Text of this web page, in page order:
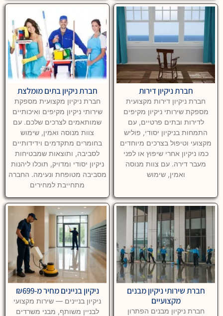
חברת ניקיון דירות
חברת ניקיון דירות מקצועית
מספקת שירותי ניקיון מקיפים
לדירות ובתים פרטיים, עם
התמחות בניקיון יסודי, פוליש
מקצועי וטיפול בצרכים מיוחדים
כמו ניקיון אחרי שיפוץ או לפני
מעבר דירה. עם צוות מנוסה
ואמין, שימוש
חברת ניקיון בתים מומלצת
חברת ניקיון מקצועית מספקת
שירותי ניקיון מקיפים ואיכותיים
שמותאמים לצרכים שלכם. עם
צוות מנוסה ואמין, שימוש
בחומרים מתקדמים וידידותיים
לסביבה, ותוצאות שמבטיחות
ניקיון יסודי ומדויק, תוכלו ליהנות
מסביבה מטופחת ונעימה. החברה
מתחייבת למחירים
חברת שירותי ניקיון מבנים
מקצועיים
חברת ניקיון מבנים הפתרון
ניקיון בניינים מחיר מ-₪699
ניקיון בניינים — שירות מקצועי
לבניין משותף, מבני משרדים